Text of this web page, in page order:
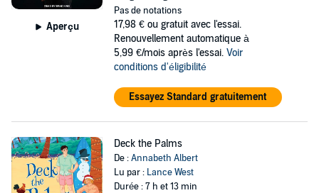
Aperçu
Pas de notations
17,98 € ou gratuit avec l'essai.
Renouvellement automatique à
5,99 €/mois après l'essai. Voir
conditions d'éligibilité
Essayez Standard gratuitement
Deck the Palms
De :Annabeth Albert
Lu par : Lance West
Durée : 7 h et 13 min